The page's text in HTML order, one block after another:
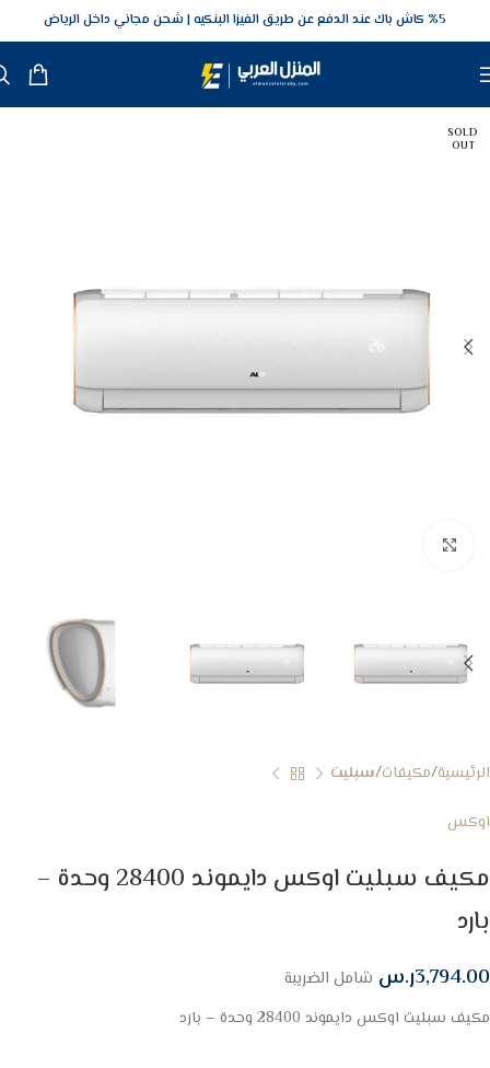
5‎% كاش باك عند الدفع عن طريق الفيزا البنكيه شحن مجاني داخل الرياض
SOLD
OUT
الرئيسية مكيفات سبليت
اوكس
مكيف سبليت اوكس دايموند 28400 وحدة –
بارد
3,794.00ر.س شامل الضريبة
مكيف سبليت اوكس دايموند 28400 وحدة – بارد